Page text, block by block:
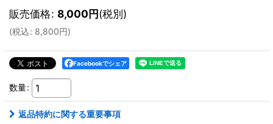
販売価格: 8,000円(税別)
(税込: 8,800円)
Facebookでシェア
数量:
返品特約に関する重要事項